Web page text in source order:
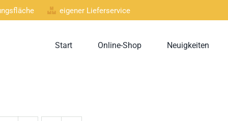
eigener Lieferservice
Start Online-Shop Neuigkeiten